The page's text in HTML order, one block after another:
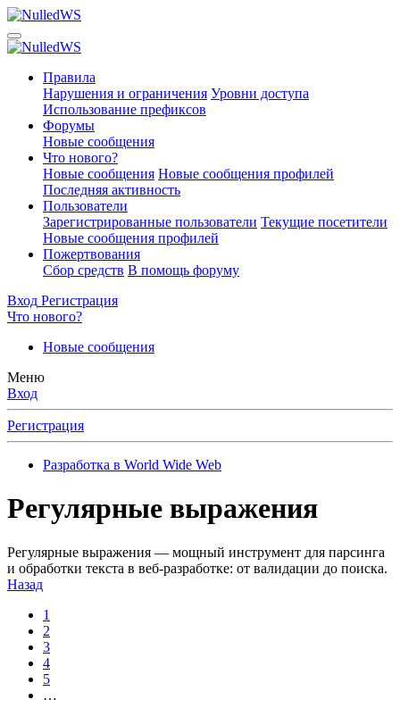
Правила
Нарушения и ограничения Уровни доступа
Использование префиксов
Форумы
Новые сообщения
Что нового?
Новые сообщения Новые сообщения профилей
Последняя активность
Пользователи
Зарегистрированные пользователи Текущие посетители
Новые сообщения профилей
Пожертвования
Сбор средств В помощь форуму
Вход Регистрация
Что нового?
Новые сообщения
Меню
Вход
Регистрация
Разработка в World Wide Web
Регулярные выражения
Регулярные выражения — мощный инструмент для парсинга
и обработки текста в веб-разработке: от валидации до поиска.
Назад
1
2
3
4
5
…